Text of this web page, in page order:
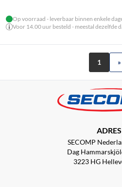
Op voorraad - leverbaar binnen enkele
Voor 14.00 uur besteld - meestal dezelfde
1 »
ADRES
SECOMP
Dag
3223 HG